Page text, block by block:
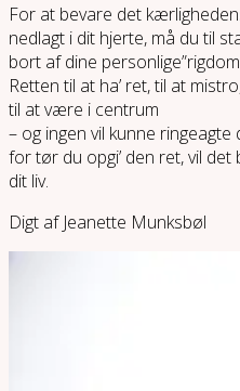
For at bevare det
nedlagt i dit hjerte, må du til
bort af dine
Retten til at ha’ ret, til at
til at være i centrum
– og ingen vil kunne ringeagte
for tør du opgi’ den ret, vil det
dit liv.
Digt af Jeanette Munksbøl